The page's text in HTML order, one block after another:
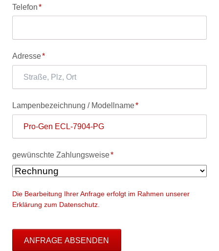
Pflichtfeld
Telefon*
Pflichtfeld
Adresse*
Pflichtfeld
Lampenbezeichnung / Modellname*
Pflichtfeld
gewünschte Zahlungsweise*
Die Bearbeitung Ihrer Anfrage erfolgt im Rahmen unserer
Erklärung zum Datenschutz.
ANFRAGE ABSENDEN